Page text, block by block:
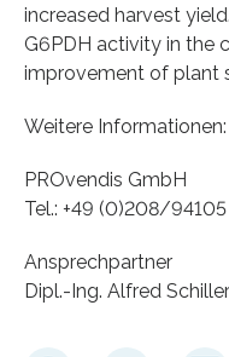
increased harvest
G6PDH activity in the
improvement of plant
Weitere Informationen:
PROvendis GmbH
Tel.: +49 (0)208/
Ansprechpartner
Dipl.-Ing. Alfred